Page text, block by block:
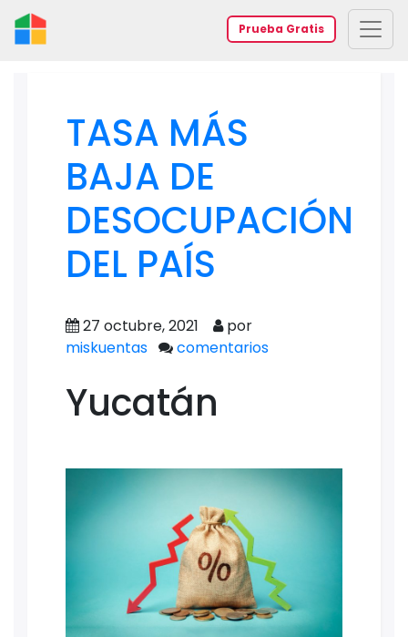
Prueba Gratis
TASA MÁS
BAJA DE
DESOCUPACIÓN
DEL PAÍS
27 octubre, 2021
por
miskuentas
comentarios
Yucatán